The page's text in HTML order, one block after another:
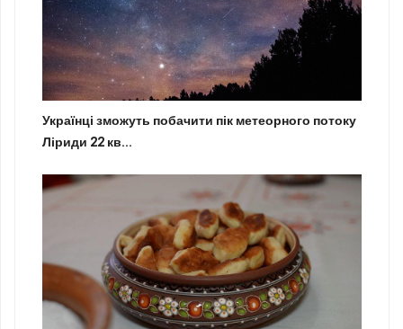
Українці зможуть побачити пік метеорного потоку
Ліриди 22 кв...